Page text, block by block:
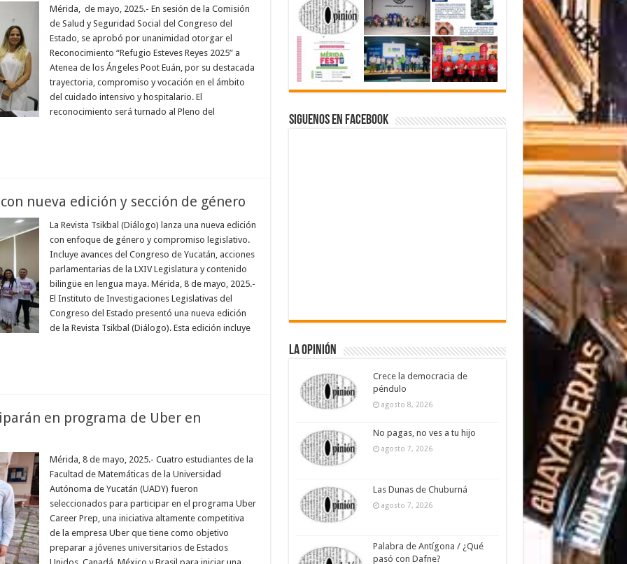
Mérida, de mayo, 2025.- En sesión de la Comisión
de Salud y Seguridad Social del Congreso del
Estado, se aprobó por unanimidad otorgar el
Reconocimiento “Refugio Esteves Reyes 2025” a
Atenea de los Ángeles Poot Euán, por su destacada
trayectoria, compromiso y vocación en el ámbito
del cuidado intensivo y hospitalario. El
reconocimiento será turnado al Pleno del
nueva edición y sección de género
La Revista Tsikbal (Diálogo) lanza una nueva edición
con enfoque de género y compromiso legislativo.
Incluye avances del Congreso de Yucatán, acciones
parlamentarias de la LXIV Legislatura y contenido
bilingüe en lengua maya. Mérida, 8 de mayo, 2025.-
El Instituto de Investigaciones Legislativas del
Congreso del Estado presentó una nueva edición
de la Revista Tsikbal (Diálogo). Esta edición incluye
en programa de Uber en
Mérida, 8 de mayo, 2025.- Cuatro estudiantes de la
Facultad de Matemáticas de la Universidad
Autónoma de Yucatán (UADY) fueron
seleccionados para participar en el programa Uber
Career Prep, una iniciativa altamente competitiva
de la empresa Uber que tiene como objetivo
preparar a jóvenes universitarios de Estados
Siguenos en Facebook
La Opinión
Crece la democracia de
péndulo
agosto 8, 2026
No pagas, no ves a tu hijo
agosto 7, 2026
Las Dunas de Chuburná
agosto 7, 2026
Palabra de Antígona / ¿Qué
pasó con Dafne?